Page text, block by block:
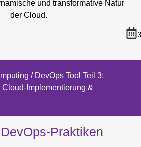
und transformative Natur
der Cloud.
/ DevOps Tool Teil 3:
Implementierung &
Praktiken